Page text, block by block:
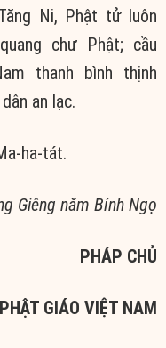
Ni, Phật tử luôn
chư Phật; cầu
thanh bình thịnh
an lạc.
ha-tát.
Giêng năm Bính Ngọ
PHÁP CHỦ
GIÁO VIỆT NAM